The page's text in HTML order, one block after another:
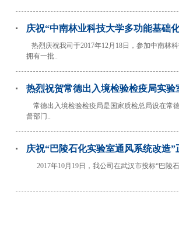
庆祝“中南林业科技大学多功能基础
热烈庆祝我司于2017年12月18日，参加中南林
拥有一批..
热烈祝贺常德出入境检验检疫局实
常德出入境检验检疫局是国家质检总局设在常
督部门..
庆祝“巴陵石化实验室通风系统改造”
2017年10月19日，我公司在武汉市投标“巴